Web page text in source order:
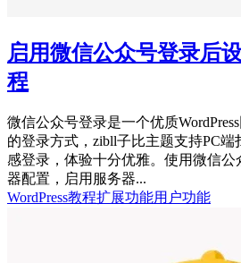
启用微信公众号登录后
程
微信公众号登录是一个优质
的登录方式，zibll子比主题支持PC
感登录，体验十分优雅。使用微信
器配置，启用服务器...
WordPress教程扩展功能用户功能